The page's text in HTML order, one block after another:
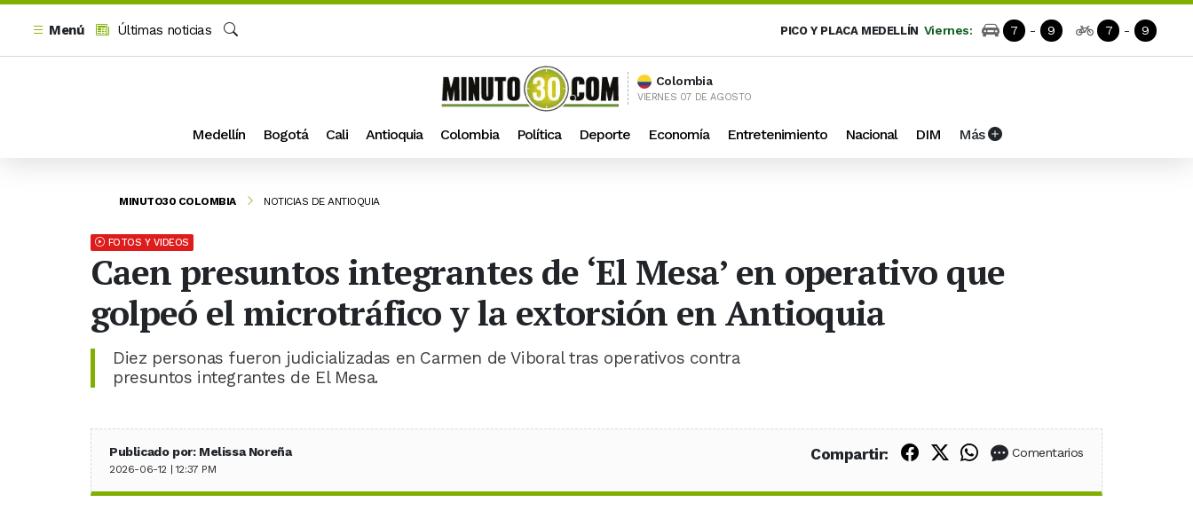
Menú
Últimas noticias
PICO Y PLACA MEDELLÍN Viernes: 7 - 9 7 - 9
Colombia
VIERNES 07 DE AGOSTO
Medellín Bogotá Cali Antioquia Colombia Política Deporte Economía Entretenimiento Nacional DIM Más
MINUTO30 COLOMBIA NOTICIAS DE ANTIOQUIA
FOTOS Y VIDEOS
Caen presuntos integrantes de ‘El Mesa’ en operativo que
golpeó el microtráfico y la extorsión en Antioquia
Diez personas fueron judicializadas en Carmen de Viboral tras operativos contra
presuntos integrantes de El Mesa.
Publicado por: Melissa Noreña
2026-06-12 | 12:37 PM
Compartir: Compartir en Facebook
Compartir en X (Twitter)
Compartir en WhatsApp
Comentarios